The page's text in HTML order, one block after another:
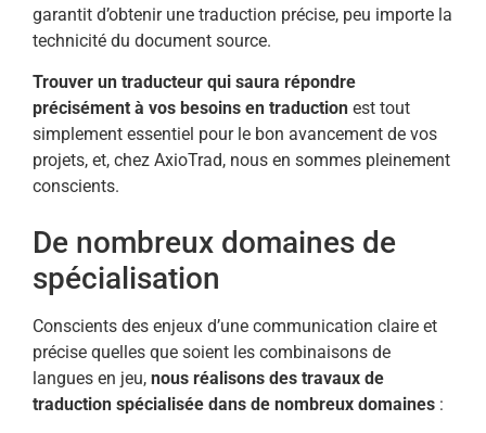
garantit d’obtenir une traduction précise, peu importe la
technicité du document source.
Trouver un traducteur qui saura répondre
précisément à vos besoins en traduction est tout
simplement essentiel pour le bon avancement de vos
projets, et, chez AxioTrad, nous en sommes pleinement
conscients.
De nombreux domaines de
spécialisation
Conscients des enjeux d’une communication claire et
précise quelles que soient les combinaisons de
langues en jeu, nous réalisons des travaux de
traduction spécialisée dans de nombreux domaines :